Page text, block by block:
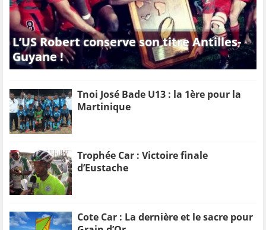
L’US Robert conserve son titre Antilles-
Guyane !
Tnoi José Bade U13 : la 1ère pour la
Martinique
Trophée Car : Victoire finale
d’Eustache
Cote Car : La dernière et le sacre pour